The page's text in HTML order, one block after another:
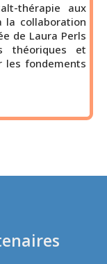
thérapie aux
la collaboration
de Laura Perls
théoriques et
les fondements